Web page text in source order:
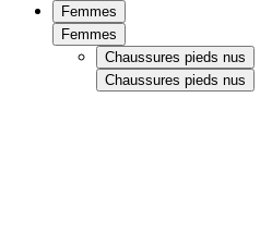
Femmes
Femmes
Chaussures pieds nus
Chaussures pieds nus